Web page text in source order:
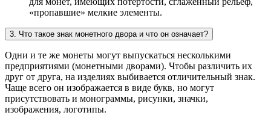
«пропавшие» мелкие элементы.
3. Что такое знак монетного двора и что он означает?
Одни и те же монеты могут выпускаться несколькими
предприятиями (монетными дворами). Чтобы различить их
друг от друга, на изделиях выбивается отличительный знак.
Чаще всего он изображается в виде букв, но могут
присутствовать и монограммы, рисунки, значки,
изображения, логотипы.